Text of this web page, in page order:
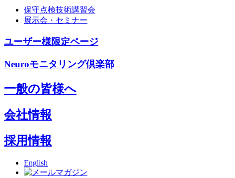
保守点検技術講習会
展示会・セミナー
ユーザー様限定ページ
Neuroモニタリング倶楽部
一般の皆様へ
会社情報
採用情報
English